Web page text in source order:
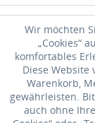
Newsletter
* Alle Preise inkl.
Widerrufsrecht
Wir möchten
„Cookies“
komfortables
Diese Website
Warenkorb,
gewährleisten.
auch ohne